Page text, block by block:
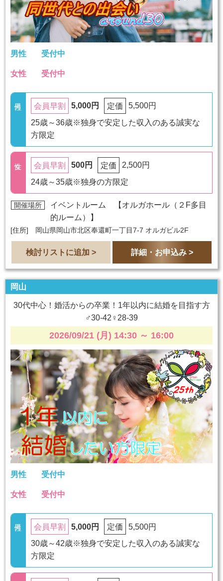
男性 受付中
女性 受付中
会員早割 5,000円 定価
5,500円
25歳～36歳※独身で安定した収入のある誠実な
方限定
会員早割 500円 定価
2,500円
24歳～35歳※独身の方限定
開催場所 イベントルーム 【 オルガホール（２F多目
的ルーム）
】
[住所] 岡山県岡山市北区奉還町一丁目7-7 オルガビル2F
検討リストに追加 > 詳細・お申込み >
岡山
30代中心！婚活からの卒業！1年以内に結婚を目指す方
♂30-42♀28-39
2026/09/21 (月) 14:30 ～ 16:00
男性 受付中
女性 受付中
会員早割 5,000円 定価
5,500円
30歳～42歳※独身で安定した収入のある誠実な
方限定